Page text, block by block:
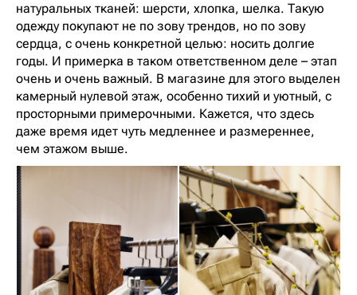
натуральных тканей: шерсти, хлопка, шелка. Такую
одежду покупают не по зову трендов, но по зову
сердца, с очень конкретной целью: носить долгие
годы. И примерка в таком ответственном деле – этап
очень и очень важный. В магазине для этого выделен
камерный нулевой этаж, особенно тихий и уютный, с
просторными примерочными. Кажется, что здесь
даже время идет чуть медленнее и размереннее,
чем этажом выше.